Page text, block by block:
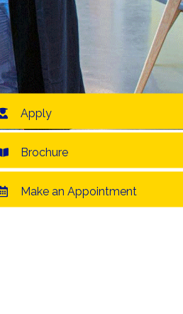
Apply
Brochure
Make an Appointment